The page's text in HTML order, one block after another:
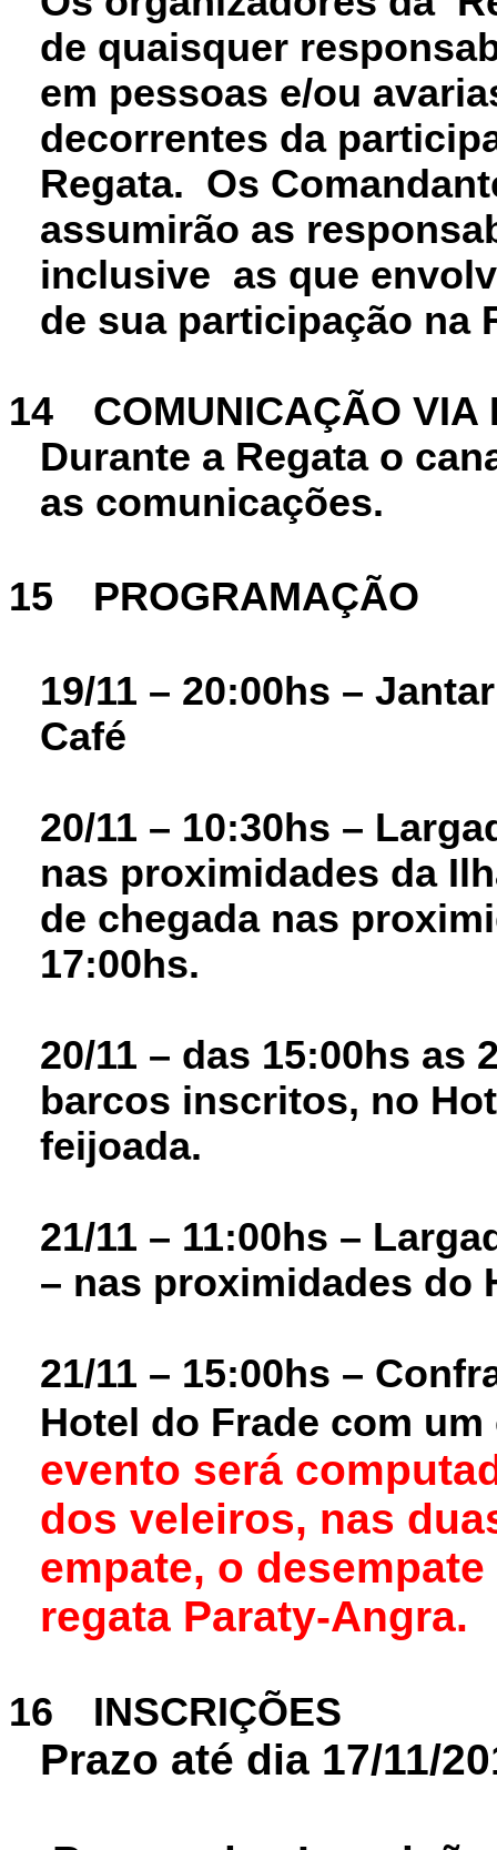
de quaisquer
em pessoas e/ou
decorrentes da
Regata. Os
assumirão as
inclusive as que
de sua participação na
14
COMUNICAÇÃO VIA
Durante a Regata o
as comunicações.
15 PROGRAMAÇÃO
19/11 – 20:00hs –
Café
20/11 – 10:30hs –
nas proximidades da
de chegada nas
17:00hs.
20/11 – das 15:00hs as
barcos inscritos, no
feijoada.
21/11 – 11:00hs –
– nas proximidades do
21/11 – 15:00hs –
Hotel do Frade com
evento será
dos veleiros, nas
empate, o
regata Paraty-Angra.
16 INSCRIÇÕES
Prazo até dia 17/11/